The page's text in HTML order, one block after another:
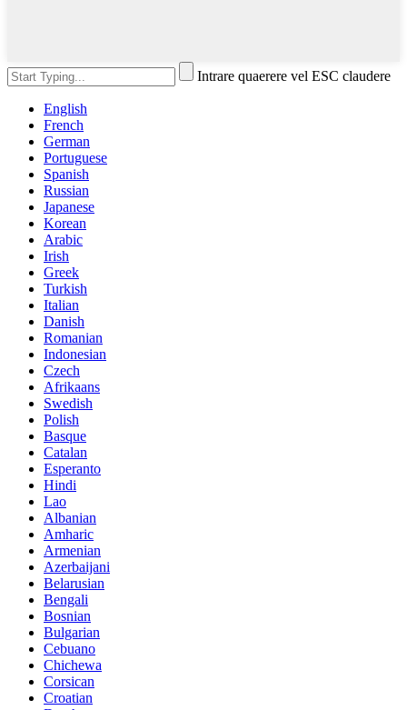
Intrare quaerere vel ESC claudere
English
French
German
Portuguese
Spanish
Russian
Japanese
Korean
Arabic
Irish
Greek
Turkish
Italian
Danish
Romanian
Indonesian
Czech
Afrikaans
Swedish
Polish
Basque
Catalan
Esperanto
Hindi
Lao
Albanian
Amharic
Armenian
Azerbaijani
Belarusian
Bengali
Bosnian
Bulgarian
Cebuano
Chichewa
Corsican
Croatian